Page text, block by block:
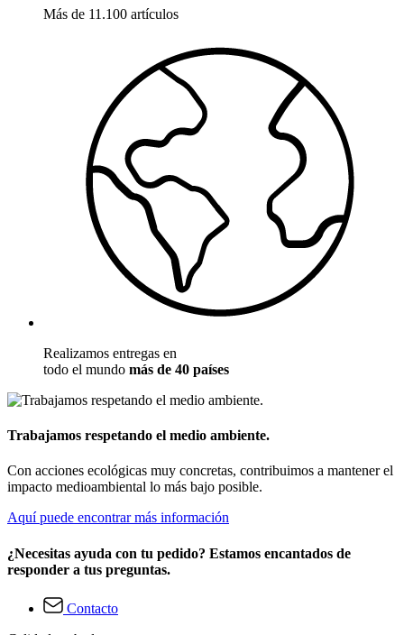
Más de 11.100 artículos
Realizamos entregas en
todo el mundo más de 40 países
Trabajamos respetando el medio ambiente.
Con acciones ecológicas muy concretas, contribuimos a mantener el
impacto medioambiental lo más bajo posible.
Aquí puede encontrar más información
¿Necesitas ayuda con tu pedido? Estamos encantados de
responder a tus preguntas.
Contacto